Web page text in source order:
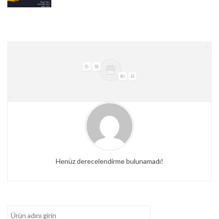
Henüz derecelendirme bulunamadı!